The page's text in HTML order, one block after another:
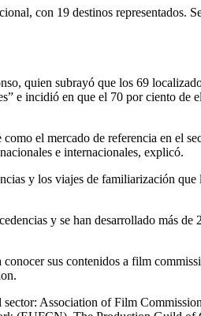
con 19 destinos representados.
quien subrayó que los 69
e incidió en que el 70 por ciento de
el mercado de referencia en el
nacionales e internacionales, explicó.
y los viajes de familiarización que
y se han desarrollado más de
conocer sus contenidos a film
sector: Association of Film